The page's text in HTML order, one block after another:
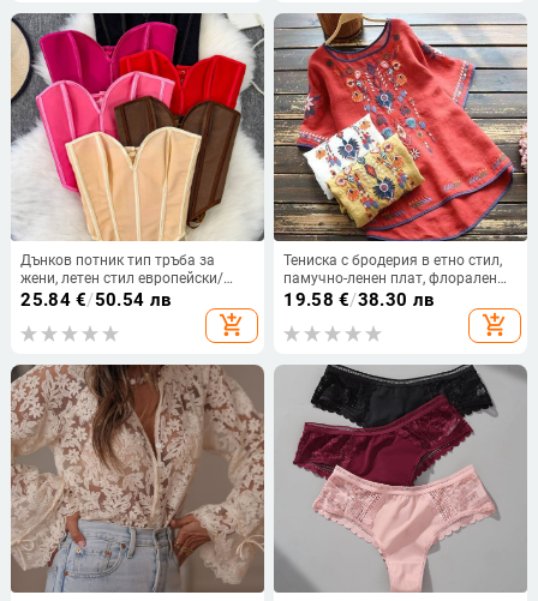
Дънков потник тип тръба за
жени, летен стил европейски/
американски, с връзки и открит
25.84€/50.54 лв
add_shopping_cart
Тениска с бродерия в етно стил,
памучно-ленен плат, флорален
мотив, свободен силует
19.58 €/38.30 лв
add_shopping_cart